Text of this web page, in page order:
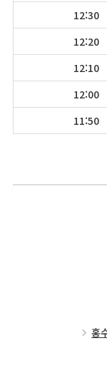
12:30
12:20
12:10
12:00
11:50
홍